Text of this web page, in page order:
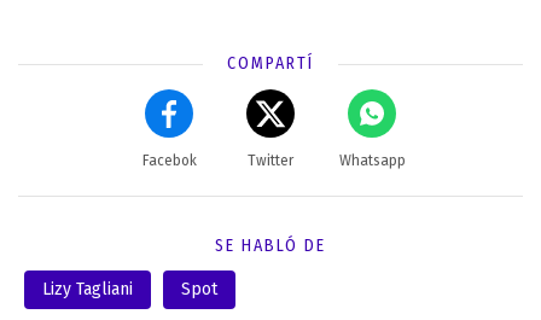
COMPARTÍ
Facebok Twitter Whatsapp
SE HABLÓ DE
Lizy Tagliani Spot